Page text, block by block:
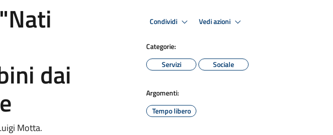
dai
Motta.
Condividi Vedi azioni
Categorie:
Servizi
Sociale
Argomenti:
Tempo libero